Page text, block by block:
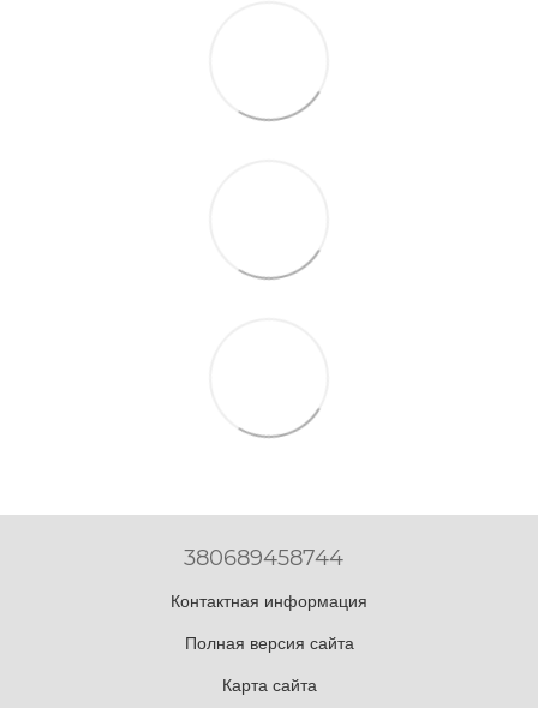
380689458744
Контактная информация
Полная версия сайта
Карта сайта